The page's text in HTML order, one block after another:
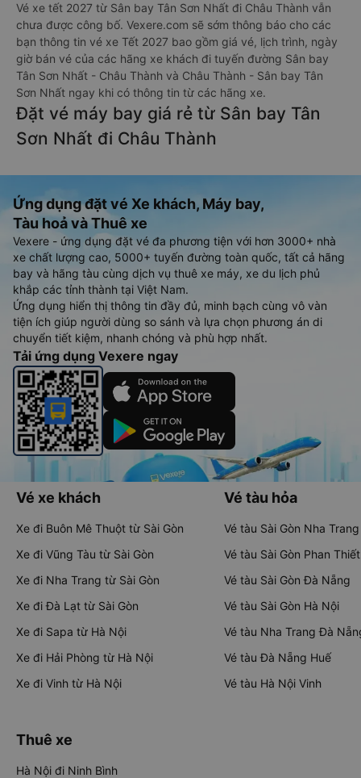
Vé xe tết 2027 từ Sân bay Tân Sơn Nhất đi Châu Thành vẫn
chưa được công bố. Vexere.com sẽ sớm thông báo cho các
bạn thông tin vé xe Tết 2027 bao gồm giá vé, lịch trình, ngày
giờ bán vé của các hãng xe khách đi tuyến đường Sân bay
Tân Sơn Nhất - Châu Thành và Châu Thành - Sân bay Tân
Sơn Nhất ngay khi có thông tin từ các hãng xe.
Đặt vé máy bay giá rẻ từ Sân bay Tân
Sơn Nhất đi Châu Thành
Ứng dụng đặt vé Xe khách, Máy bay,
Tàu hoả và Thuê xe
Vexere - ứng dụng đặt vé đa phương tiện với hơn 3000+ nhà
xe chất lượng cao, 5000+ tuyến đường toàn quốc, tất cả hãng
bay và hãng tàu cùng dịch vụ thuê xe máy, xe du lịch phủ
khắp các tỉnh thành tại Việt Nam.
Ứng dụng hiển thị thông tin đầy đủ, minh bạch cùng vô vàn
tiện ích giúp người dùng so sánh và lựa chọn phương án di
chuyển tiết kiệm, nhanh chóng và phù hợp nhất.
Tải ứng dụng Vexere ngay
Vé xe khách
Xe đi Buôn Mê Thuột từ Sài Gòn
Xe đi Vũng Tàu từ Sài Gòn
Xe đi Nha Trang từ Sài Gòn
Xe đi Đà Lạt từ Sài Gòn
Xe đi Sapa từ Hà Nội
Xe đi Hải Phòng từ Hà Nội
Xe đi Vinh từ Hà Nội
Vé tàu hỏa
Vé tàu Sài Gòn Nha Trang
Vé tàu Sài Gòn Phan Thiết
Vé tàu Sài Gòn Đà Nẵng
Vé tàu Sài Gòn Hà Nội
Vé tàu Nha Trang Đà
Vé tàu Đà Nẵng Huế
Vé tàu Hà Nội Vinh
Thuê xe
Hà Nội đi Ninh Bình